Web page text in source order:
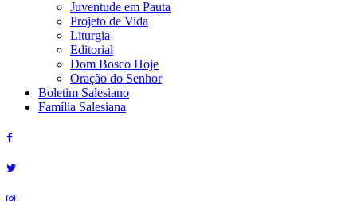
Juventude em Pauta
Projeto de Vida
Liturgia
Editorial
Dom Bosco Hoje
Oração do Senhor
Boletim Salesiano
Família Salesiana